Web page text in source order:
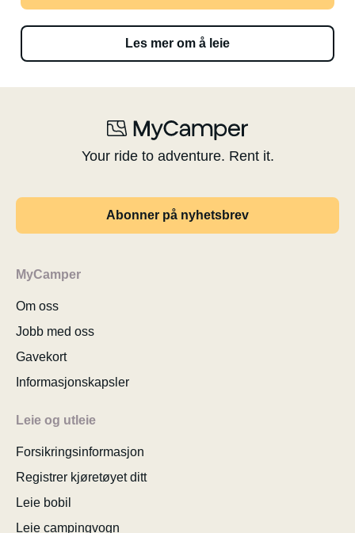
Les mer om å leie
Your ride to adventure. Rent it.
Abonner på nyhetsbrev
MyCamper
Om oss
Jobb med oss
Gavekort
Informasjonskapsler
Leie og utleie
Forsikringsinformasjon
Registrer kjøretøyet ditt
Leie bobil
Leie campingvogn